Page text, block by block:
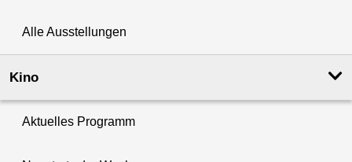
Alle Ausstellungen
Kino
Aktuelles Programm